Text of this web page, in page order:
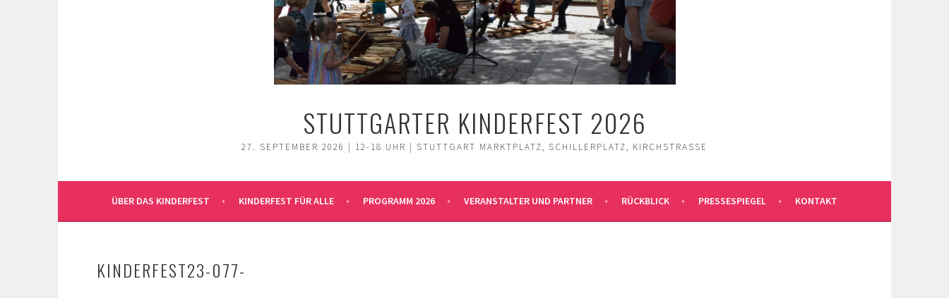
STUTTGARTER KINDERFEST 2026
27. SEPTEMBER 2026 | 12-18 UHR | STUTTGART MARKTPLATZ, SCHILLERPLATZ, KIRCHSTRASSE
ÜBER DAS KINDERFEST KINDERFEST FÜR ALLE PROGRAMM 2026 VERANSTALTER UND PARTNER RÜCKBLICK PRESSESPIEGEL KONTAKT
KINDERFEST23-077-